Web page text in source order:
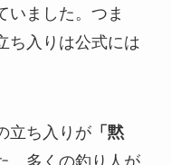
いました。つま
ち入りは公式には
立ち入りが「黙